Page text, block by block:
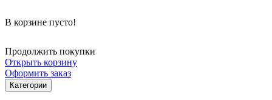
В корзине пусто!
Продолжить покупки
Открыть корзину
Оформить заказ
Категории